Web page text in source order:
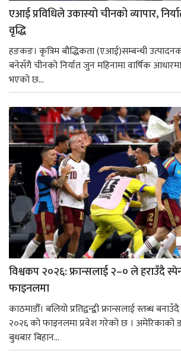
एआई प्रविधिले उकास्यो चीनको व्यापार,
वृद्धि
हङकङ। कृत्रिम बौद्धिकता (एआई)सम्बन्धी उत्पादनको
बनेसँगै चीनको निर्यात जुन महिनामा वार्षिक
भएको छ...
विश्वकप २०२६: फ्रान्सलाई २–० ले हराउँदै
फाइनलमा
काठमाडौँ। बलियो प्रतिद्वन्द्वी फ्रान्सलाई स्तब्ध
२०२६ को फाइनलमा प्रवेश गरेको छ । अमेरिकाको
बुधबार बिहान...